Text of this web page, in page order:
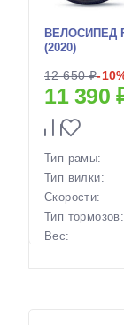
ВЕЛОСИПЕД
(2020)
12 650 ₽-
11 390
Тип рамы:
Тип вилки:
Скорости:
Тип тормозов:
Вес: